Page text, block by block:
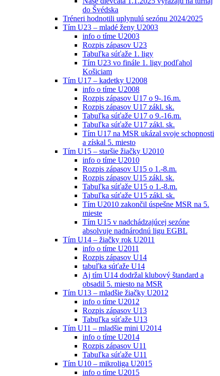
do Švédska
Tréneri hodnotili uplynulú sezónu 2024/2025
Tím U23 – mladé ženy U2003
info o tíme U2003
Rozpis zápasov U23
Tabuľka súťaže 1. ligy
Tím U23 vo finále 1. ligy podľahol
Košiciam
Tím U17 – kadetky U2008
info o tíme U2008
Rozpis zápasov U17 o 9-.16.m.
Rozpis zápasov U17 zákl. sk.
Tabuľka súťaže U17 o 9.-16.m.
Tabuľka súťaže U17 zákl. sk.
Tím U17 na MSR ukázal svoje schopnosti
a získal 5. miesto
Tím U15 – staršie žiačky U2010
info o tíme U2010
Rozpis zápasov U15 o 1.-8.m.
Rozpis zápasov U15 zákl. sk.
Tabuľka súťaže U15 o 1.-8.m.
Tabuľka súťaže U15 zákl. sk.
Tím U2010 zakončil úspešne MSR na 5.
mieste
Tím U15 v nadchádzajúcej sezóne
absolvuje nadnárodnú ligu EGBL
Tím U14 – žiačky rok U2011
info o tíme U2011
Rozpis zápasov U14
tabuľka súťaže U14
Aj tím U14 dodržal klubový štandard a
obsadil 5. miesto na MSR
Tím U13 – mladšie žiačky U2012
info o tíme U2012
Rozpis zápasov U13
Tabuľka súťaže U13
Tím U11 – mladšie mini U2014
info o tíme U2014
Rozpis zápasov U11
Tabuľka súťaže U11
Tím U10 – mikroliga U2015
info o tíme U2015